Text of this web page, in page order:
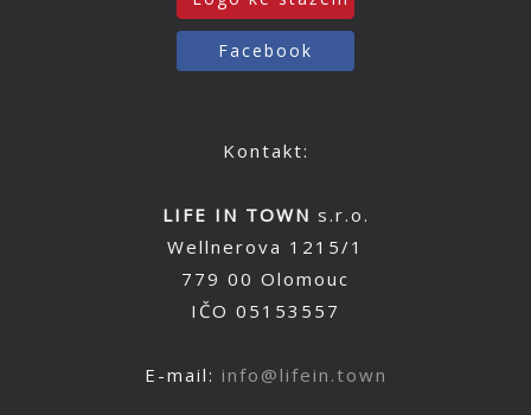
Facebook
Kontakt:
LIFE IN TOWN s.r.o.
Wellnerova 1215/1
779 00 Olomouc
IČO 05153557
E-mail: info@lifein.town